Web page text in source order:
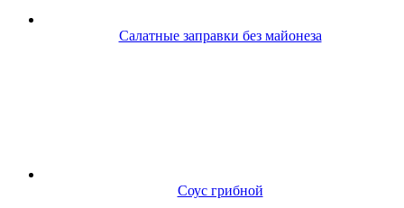
Салатные заправки без майонеза
Соус грибной